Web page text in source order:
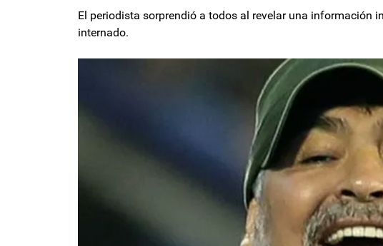
El periodista sorprendió a todos al revelar una información
internado.